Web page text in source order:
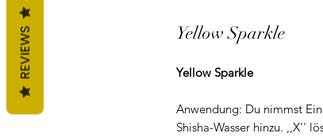
Yellow Sparkle
Yellow Sparkle
Anwendung: Du nimmst
Shisha-Wasser hinzu. ,,X''
REVIEWS